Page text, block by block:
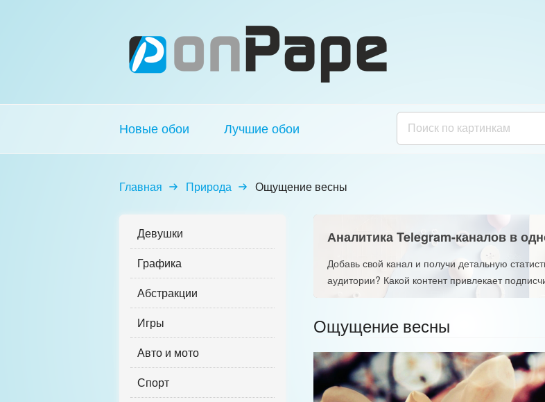
Новые обои Лучшие обои
Главная Природа Ощущение весны
Девушки
Графика
Абстракции
Игры
Авто и мото
Спорт
Аналитика Telegram-каналов в
Добавь свой канал и получи детальную
аудитории? Какой контент привлекает
Ощущение весны